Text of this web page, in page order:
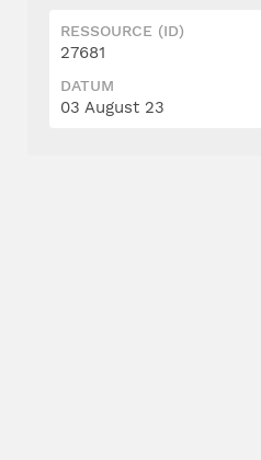
RESSOURCE (ID)
27681
DATUM
03 August 23